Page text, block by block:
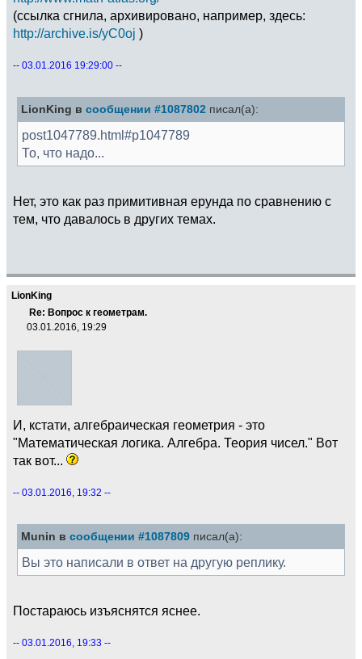
(ссылка сгнила, архивировано, например, здесь:
http://archive.is/yC0oj )
-- 03.01.2016 19:29:00 --
LionKing в сообщении #1087802 писал(а):
post1047789.html#p1047789
То, что надо...
Нет, это как раз примитивная ерунда по сравнению с
тем, что давалось в других темах.
LionKing
Re: Вопрос к геометрам.
03.01.2016, 19:29
И, кстати, алгебраическая геометрия - это
"Математическая логика. Алгебра. Теория чисел." Вот
так вот...
-- 03.01.2016, 19:32 --
Munin в сообщении #1087809 писал(а):
Вы это написали в ответ на другую реплику.
Постараюсь изъяснятся яснее.
-- 03.01.2016, 19:33 --